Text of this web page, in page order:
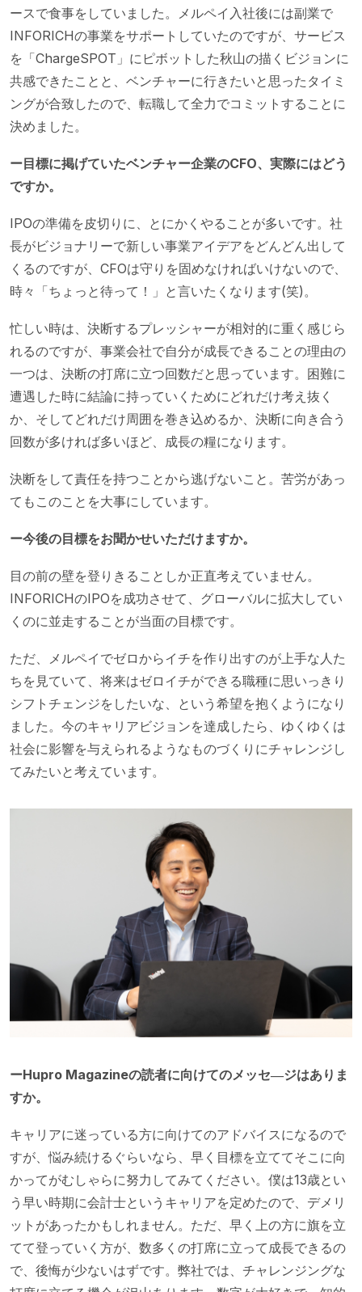
ースで食事をしていました。メルペイ入社後には副業で
INFORICHの事業をサポートしていたのですが、サービス
を「ChargeSPOT」にピボットした秋山の描くビジョンに
共感できたことと、ベンチャーに行きたいと思ったタイミ
ングが合致したので、転職して全力でコミットすることに
決めました。
ー目標に掲げていたベンチャー企業のCFO、実際にはどう
ですか。
IPOの準備を皮切りに、とにかくやることが多いです。社
長がビジョナリーで新しい事業アイデアをどんどん出して
くるのですが、CFOは守りを固めなければいけないので、
時々「ちょっと待って！」と言いたくなります(笑)。
忙しい時は、決断するプレッシャーが相対的に重く感じら
れるのですが、事業会社で自分が成長できることの理由の
一つは、決断の打席に立つ回数だと思っています。困難に
遭遇した時に結論に持っていくためにどれだけ考え抜く
か、そしてどれだけ周囲を巻き込めるか、決断に向き合う
回数が多ければ多いほど、成長の糧になります。
決断をして責任を持つことから逃げないこと。苦労があっ
てもこのことを大事にしています。
ー今後の目標をお聞かせいただけますか。
目の前の壁を登りきることしか正直考えていません。
INFORICHのIPOを成功させて、グローバルに拡大してい
くのに並走することが当面の目標です。
ただ、メルペイでゼロからイチを作り出すのが上手な人た
ちを見ていて、将来はゼロイチができる職種に思いっきり
シフトチェンジをしたいな、という希望を抱くようになり
ました。今のキャリアビジョンを達成したら、ゆくゆくは
社会に影響を与えられるようなものづくりにチャレンジし
てみたいと考えています。
ーHupro Magazineの読者に向けてのメッセ―ジはありま
すか。
キャリアに迷っている方に向けてのアドバイスになるので
すが、悩み続けるぐらいなら、早く目標を立ててそこに向
かってがむしゃらに努力してみてください。僕は13歳とい
う早い時期に会計士というキャリアを定めたので、デメリ
ットがあったかもしれません。ただ、早く上の方に旗を立
てて登っていく方が、数多くの打席に立って成長できるの
で、後悔が少ないはずです。弊社では、チャレンジングな